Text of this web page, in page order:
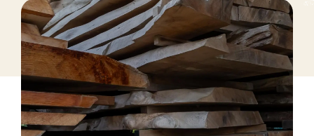
店舗・アクセス
お問合せ